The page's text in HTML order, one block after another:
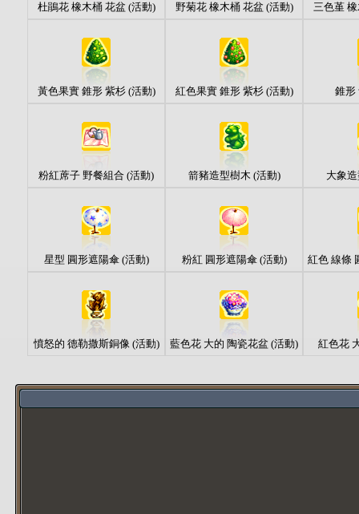
杜鵑花 橡木桶 花盆 (活動) 野菊花 橡木桶 花盆 (活動) 三色堇
黃色果實 錐形 紫杉 (活動) 紅色果實 錐形 紫杉 (活動) 錐形
粉紅蓆子 野餐組合 (活動) 箭豬造型樹木 (活動) 大象
星型 圓形遮陽傘 (活動) 粉紅 圓形遮陽傘 (活動) 紅色 線條
憤怒的 德勒撒斯銅像 (活動) 藍色花 大的 陶瓷花盆 (活動) 紅色花